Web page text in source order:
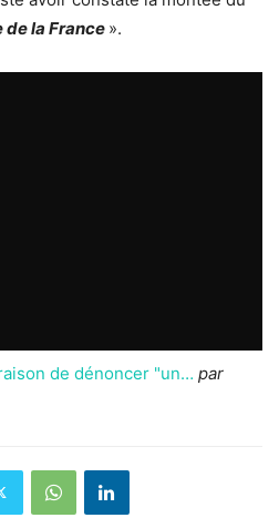
de la France ».
de dénoncer "un… par